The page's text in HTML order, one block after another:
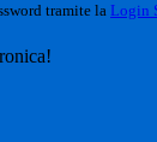
tramite la Login